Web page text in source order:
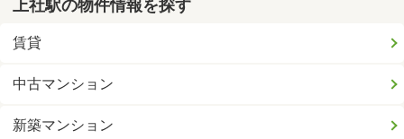
上社駅の物件情報を探す
賃貸
中古マンション
新築マンション